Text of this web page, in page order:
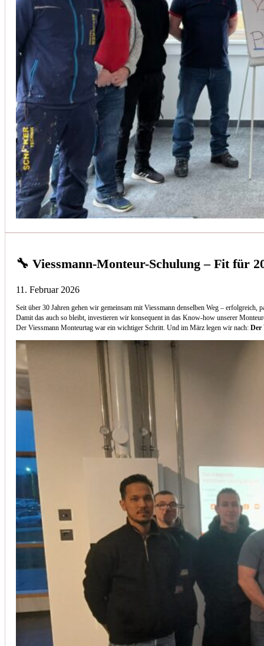
🔧 Viessmann-Monteur-Schulung – Fit für
11. Februar 2026
Seit über 30 Jahren gehen wir gemeinsam mit Viessmann denselben Weg – erfolgreich,
Damit das auch so bleibt, investieren wir konsequent in das Know-how unserer
Der Viessmann Monteurtag war ein wichtiger Schritt. Und im März legen wir nach:Der
Installation von Klimaanlagen
SERVICE
Wir legen großen Wert auf Qualität und
Kundenzufriedenheit. Bei der Installation von
Klimaanlagen verwenden wir nur hochwertige
Produkte führender Hersteller und gewährleisten,
dass jede Installation nicht nur effizient, sondern
auch energieeinsparend ist.